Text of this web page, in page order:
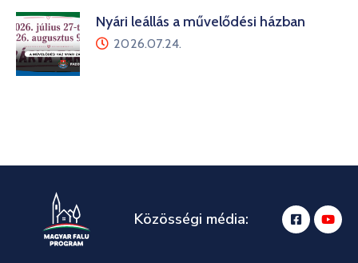
Nyári leállás a művelődési házban
2026.07.24.
Közösségi média: